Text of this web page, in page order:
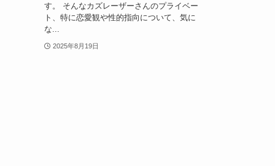
す。 そんなカズレーザーさんのプライベー
ト、特に恋愛観や性的指向について、気に
な...
2025年8月19日